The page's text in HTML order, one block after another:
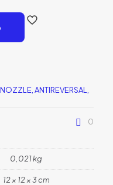
NOZZLE, ANTIREVERSAL,
0
0,021 kg
12 × 12 × 3 cm